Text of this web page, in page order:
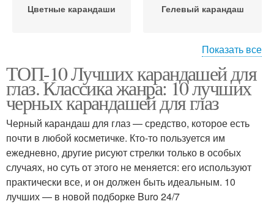
Цветные карандаши Гелевый карандаш
Гелевые карандаши Бюджетные карандаши
Показать все
ТОП-10 Лучших карандашей для
глаз. Классика жанра: 10 лучших
черных карандашей для глаз
Черный карандаш для глаз — средство, которое есть
почти в любой косметичке. Кто-то пользуется им
ежедневно, другие рисуют стрелки только в особых
случаях, но суть от этого не меняется: его используют
практически все, и он должен быть идеальным. 10
лучших — в новой подборке Buro 24/7